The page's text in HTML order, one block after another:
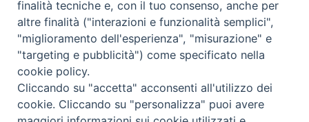
E-mail:curia@diocesidialbano.it
Orari: dal Lunedì al Venerdì Ore: 9:00 - 13:00
Lunedì, Mercoledì e Venerdì, Ore 9:30 - 12:30
finalità tecniche e, con il tuo consenso, anche per
altre finalità ("interazioni e funzionalità semplici",
"miglioramento dell'esperienza", "misurazione" e
"targeting e pubblicità") come specificato nella
cookie policy.
Cliccando su "accetta" acconsenti all'utilizzo dei
cookie. Cliccando su "personalizza" puoi avere